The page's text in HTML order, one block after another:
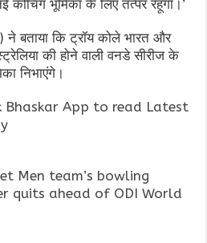
भूमिका के लिए तत्पर रहूंगा।’
ने बताया कि ट्रॉय कोले भारत और
की होने वाली वनडे सीरीज के
निभाएंगे।
Bhaskar App to read Latest
Men team’s bowling
quits ahead of ODI World